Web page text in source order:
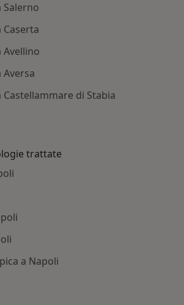
di Stabia
trattate
a Napoli